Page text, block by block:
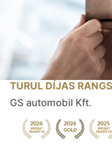
TURUL DÍJAS
GS automobil Kft.